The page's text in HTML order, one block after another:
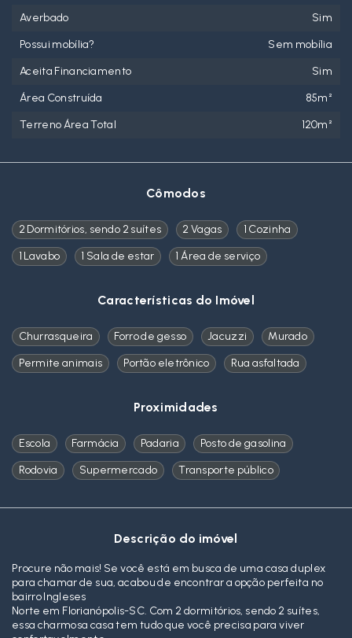
Cômodos
2 Dormitórios, sendo 2 suítes 2 Vagas
1 Cozinha
1 Lavabo
1 Sala de estar 1 Área de serviço
Características do Imóvel
Churrasqueira Forro de gesso Jacuzzi
Murado
Permite animais
Portão eletrônico Rua asfaltada
Proximidades
Escola Farmácia Padaria
Posto de gasolina
Rodovia
Supermercado Transporte público
Descrição do imóvel
Procure não mais! Se você está em busca de uma casa duplex
para chamar de sua, acabou de encontrar a opção perfeita no
bairro Ingleses
Norte em Florianópolis-SC. Com 2 dormitórios, sendo 2 suítes,
essa charmosa casa tem tudo que você precisa para viver
Averbado
Sim
Possui mobília?
Sem mobília
Aceita Financiamento
Sim
Área Construída
85m²
Terreno Área Total
120m²